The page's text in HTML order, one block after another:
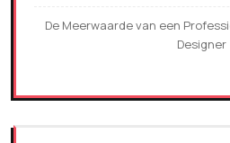
De Meerwaarde van een
Designer